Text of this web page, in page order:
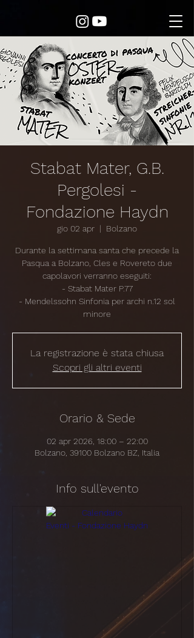
Stabat Mater, G.B.
Pergolesi -
Fondazione Haydn
gio 02 apr
  |
Bolzano
Durante la settimana santa che precede la
Pasqua a Bolzano, Cles e Rovereto due
capolavori verranno eseguiti:
- Stabat Mater P.77
- Mendelssohn Sinfonia per archi n.12 sol
minore
La registrazione è stata chiusa
Scopri gli altri eventi
Orario & Sede
02 apr 2026, 18:00 – 22:00
Bolzano, 39100 Bolzano BZ, Italia
Info sull'evento